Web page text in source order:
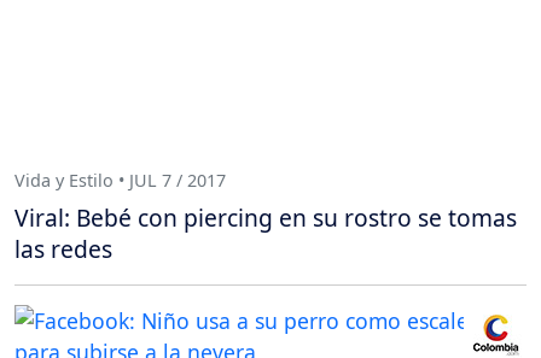
Vida y Estilo • JUL 7 / 2017
Viral: Bebé con piercing en su rostro se tomas
las redes